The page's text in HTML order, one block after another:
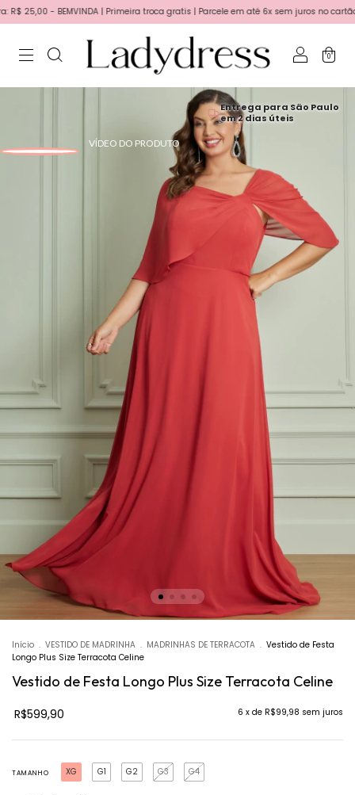
- BEMVINDA | Primeira troca gratis | Parcele em até 6x sem juros no cartão!
0
Entrega para São Paulo
em 2 dias úteis
Início . VESTIDO DE MADRINHA . MADRINHAS DE TERRACOTA . Vestido de Festa
Longo Plus Size Terracota Celine
Vestido de Festa Longo Plus Size Terracota Celine
R$599,90 6 x de R$99,98 sem juros
TAMANHO XG G1 G2 G3 G4